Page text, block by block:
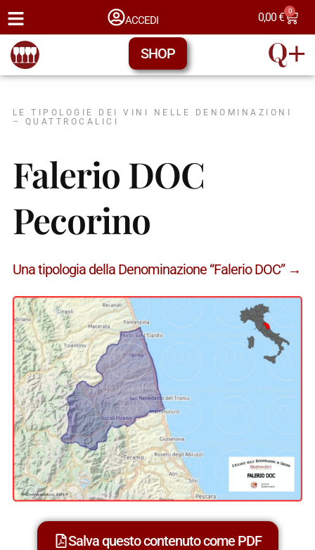
ACCEDI 0,00€ 0
SHOP
LE TIPOLOGIE DEI VINI NELLE DENOMINAZIONI
– QUATTROCALICI
Falerio DOC
Pecorino
Una tipologia della Denominazione “Falerio DOC” →
Salva questo contenuto come PDF